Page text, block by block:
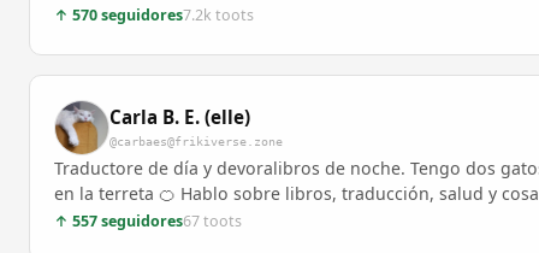
↑ 570 seguidores7.2k toots
Carla B. E. (elle)
@carbaes@frikiverse.zone
Traductore de día y devoralibros de noche. Tengo dos
en la terreta 🍊 Hablo sobre libros, traducción, salud y
↑ 557 seguidores67 toots